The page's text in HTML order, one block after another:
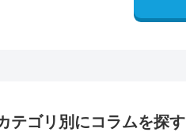
テゴリ別にコラムを探す